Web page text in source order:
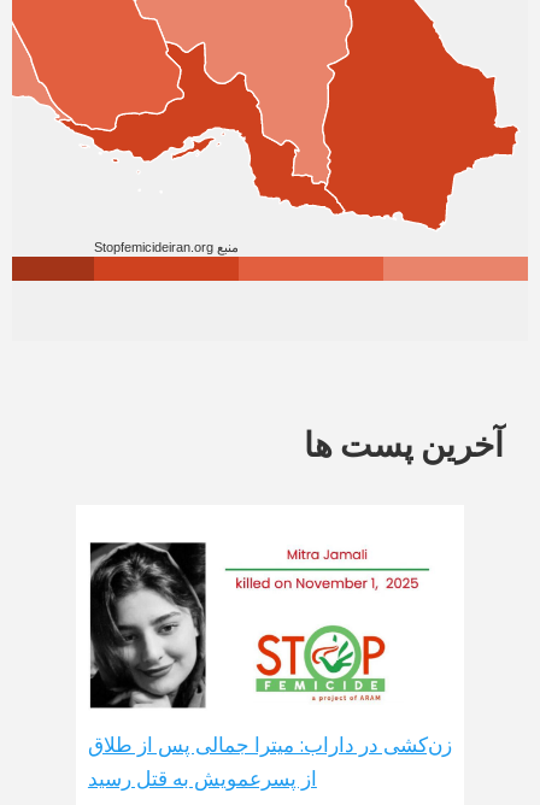
آخرین پست ها
زن‌کشی در داراب: میترا جمالی پس از طلاق
از پسرعمویش به قتل رسید